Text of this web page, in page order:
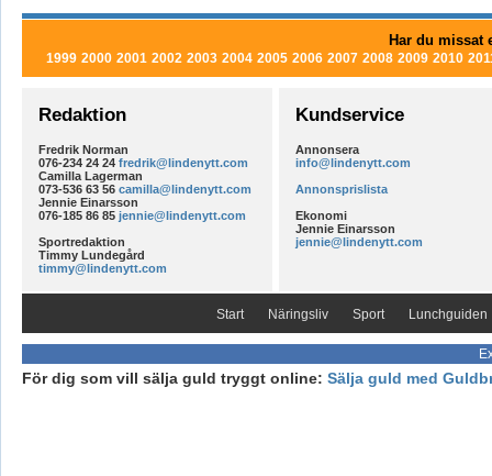
Har du missat
1999 2000 2001 2002 2003 2004 2005 2006 2007 2008 2009 2010
Redaktion
Fredrik Norman
076-234 24 24 fredrik@lindenytt.com
Camilla Lagerman
073-536 63 56 camilla@lindenytt.com
Jennie Einarsson
076-185 86 85 jennie@lindenytt.com
Sportredaktion
Timmy Lundegård
timmy@lindenytt.com
Kundservice
Annonsera
info@lindenytt.com
Annonsprislista
Ekonomi
Jennie Einarsson
jennie@lindenytt.com
Start Näringsliv Sport Lunchguiden
För dig som vill sälja guld tryggt online: Sälja guld med